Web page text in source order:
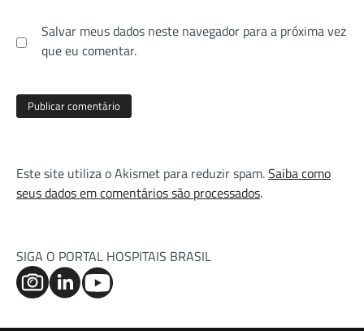
Salvar meus dados neste navegador para a próxima vez
que eu comentar.
Este site utiliza o Akismet para reduzir spam.Saiba como
seus dados em comentários são processados.
SIGA O PORTAL HOSPITAIS BRASIL